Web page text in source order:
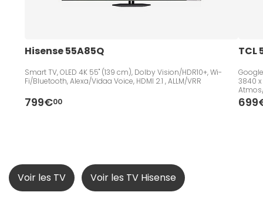
Hisense 55A85Q
Smart TV, OLED 4K 55" (139 cm), Dolby Vision/HDR10+, Wi-
Fi/Bluetooth, Alexa/Vidaa Voice, HDMI 2.1 , ALLM/VRR
799€00
TCL
3840 x
Voir les TV Voir les TV Hisense